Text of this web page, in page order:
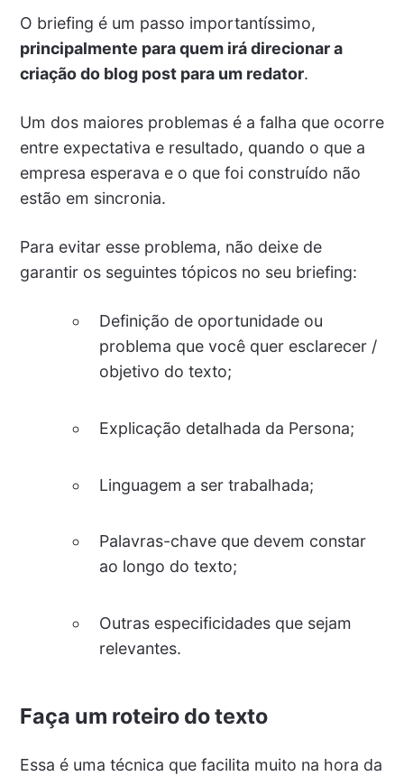
O briefing é um passo importantíssimo,
principalmente para quem irá direcionar a
criação do blog post para um redator.
Um dos maiores problemas é a falha que ocorre
entre expectativa e resultado, quando o que a
empresa esperava e o que foi construído não
estão em sincronia.
Para evitar esse problema, não deixe de
garantir os seguintes tópicos no seu briefing:
Definição de oportunidade ou
problema que você quer esclarecer /
objetivo do texto;
Explicação detalhada da Persona;
Linguagem a ser trabalhada;
Palavras-chave que devem constar
ao longo do texto;
Outras especificidades que sejam
relevantes.
Faça um roteiro do texto
Essa é uma técnica que facilita muito na hora da